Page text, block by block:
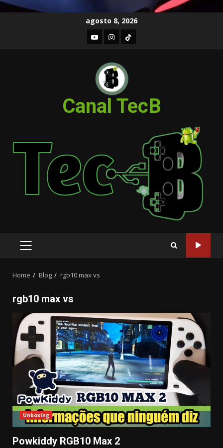
agosto 8, 2026
YoutubeInstagramTIKTOK
Canal TecB
PRIMARY
Home Blog rgb10 max vs
rgb10 max vs
Unboxing
Powkiddy RGB10 Max 2